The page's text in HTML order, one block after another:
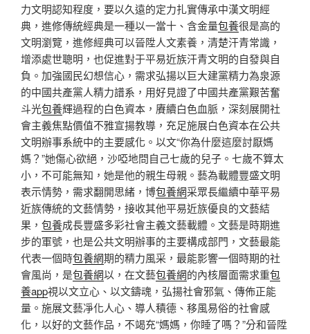
力文明認知程度，要以久遠的定力扎實傳承中漢文明經
典，進修傳統經典是一種以一當十、含金量包養很是高的
文明瀏覽，進修經典可以晉陞人文素養，清楚汗青常識，
增添處世聰明，也促進對于平易近族汗青文明的自發與自
負。加強國民幻想信心，需求弘揚以巨大建黨精力為泉源
的中國共產黨人精力譜系，用好見證了中國共產黨艱苦奮
斗光包養輝過程的白色資本，賡續白色血脈，深刻展開社
會主義焦點價值不雅宣揚教導，充足施展白色資本在公共
文明辦事系統中的主要感化。以文“你為什麼這麼討厭媽
媽？”她傷心欲絕，沙啞地問自己七歲的兒子。七歲不算太
小，不可能無知，她是他的親生母親。藝為載體豐盛文明
表示情勢，需求翻開思緒，博包養網采眾長繼續中華平易
近族傳統的文藝情勢，接收其他平易近族優良的文藝結
果， 包養成長豐盛多彩社會主義文藝載體。文藝是時期進
步的軍號，也是公共文明辦事的主要構成部門，文藝最能
代表一個時包養網期的精力風采，最能影響一個時期的社
會風尚，是包養網以，在文藝包養網的內核層面需求重包
養app視以文立心、以文鑄魂，弘揚社會邪氣、傳佈正能
量。施展文藝凈化人心、導人積德、移風易俗的社會感
化，以好的文藝作品，不竭充“媽媽，你睡了嗎？”分和晉陞